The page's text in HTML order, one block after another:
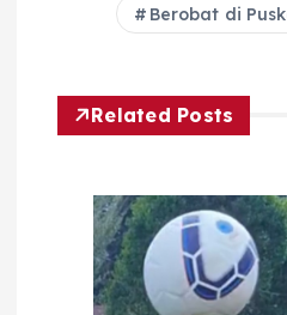
Berobat di
Related Posts